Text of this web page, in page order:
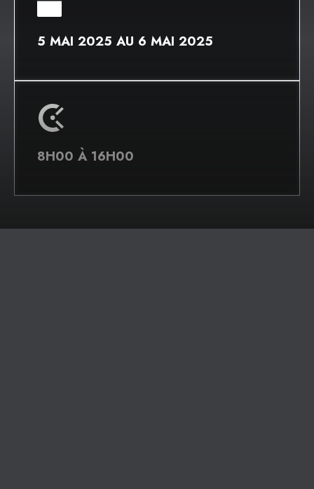
5 MAI 2025 AU 6 MAI 2025
8H00 À 16H00